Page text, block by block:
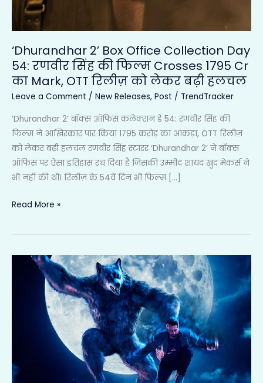
‘Dhurandhar 2’ Box Office Collection Day
54: रणवीर सिंह की फिल्म Crosses 1795 Cr
का Mark, OTT रिलीज़ को लेकर बढ़ी हलचल
Leave a Comment / New Releases, Post / TrendTracker
‘Dhurandhar 2’ बॉक्स ऑफिस कलेक्शन डे 54: रणवीर सिंह की
फिल्म ने आखिरकार पार किया 1795 करोड़ का आंकड़ा, OTT रिलीज़
को लेकर बढ़ी हलचल रणवीर सिंह स्टारर ‘Dhurandhar 2’ ने बॉक्स
ऑफिस पर ऐसा इतिहास रच दिया है जिसकी उम्मीद शायद खुद मेकर्स ने
भी नहीं की थी। रिलीज़ के 54वें दिन भी फिल्म […]
Mark,
OTT
रिलीज़
को
लेकर
बढ़ी
Read More »
Thamma